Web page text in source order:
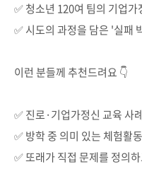
✅ 청소년 120여 팀의 기업
✅ 시도의 과정을 담은 '실패
이런 분들께 추천드려요 👇
✅ 진로·기업가정신 교육 사
✅ 방학 중 의미 있는 체험활
✅ 또래가 직접 문제를 정의